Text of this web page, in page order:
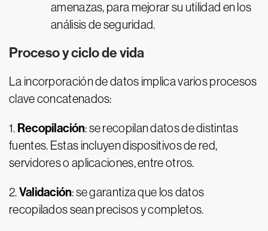
amenazas, para mejorar su utilidad en los
análisis de seguridad.
Proceso y ciclo de vida
La incorporación de datos implica varios procesos
clave concatenados:
1. Recopilación: se recopilan datos de distintas
fuentes. Estas incluyen dispositivos de red,
servidores o aplicaciones, entre otros.
2.Validación: se garantiza que los datos
recopilados sean precisos y completos.